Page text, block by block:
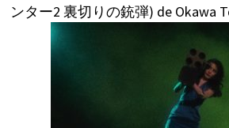
ンター2 裏切りの銃弾) de Okawa